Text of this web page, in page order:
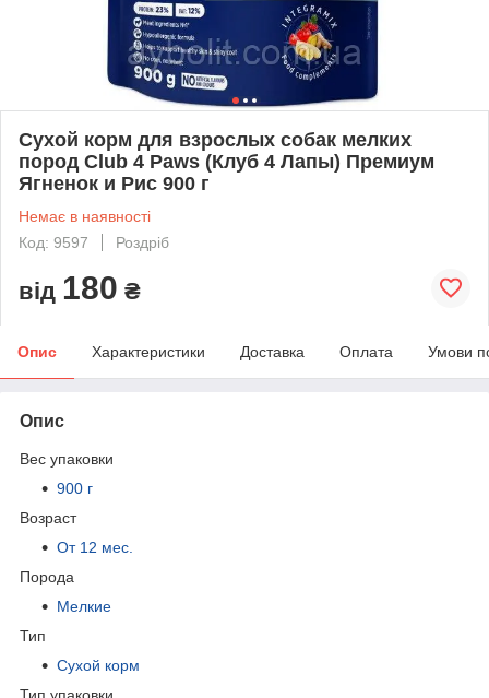
Сухой корм для взрослых собак мелких
пород Club 4 Paws (Клуб 4 Лапы) Премиум
Ягненок и Рис 900 г
Немає в наявності
Код: 9597
Роздріб
від 180 ₴
Опис Характеристики Доставка Оплата Умови
Опис
Вес упаковки
900 г
Возраст
От 12 мес.
Порода
Мелкие
Тип
Сухой корм
Тип упаковки